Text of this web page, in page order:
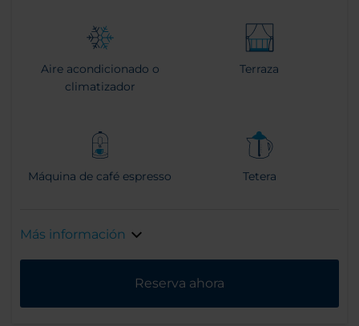
Aire acondicionado o
climatizador
Terraza
Máquina de café espresso Tetera
Más información
Reserva ahora